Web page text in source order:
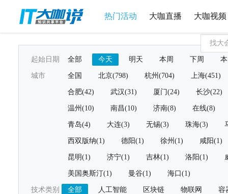
热门活动 大咖直播 大咖视频
起始日期 全部 今天 明天 本周 下周
城市 全国 北京(798) 杭州(704) 上海(451)
合肥(42) 武汉(31) 厦门(24) 长沙(22)
温州(10) 南昌(10) 济南(8) 在线(8)
青岛(4) 大连(3) 无锡(3) 珠海(3)
西双版纳(1) 德阳(1) 徐州(1) 咸阳(1)
昆明(1) 济宁(1) 吉林(1) 洛阳(1)
美国奥斯汀(1) 曼谷(1) 海口(1)
技术类别 全部 人工智能 区块链 物联网 容